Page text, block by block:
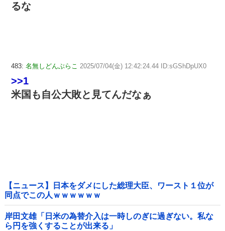
るな
483: 名無しどんぶらこ 2025/07/04(金) 12:42:24.44 ID:sGShDpUX0
>>1
米国も自公大敗と見てんだなぁ
【ニュース】日本をダメにした総理大臣、ワースト１位が
同点でこの人ｗｗｗｗｗｗ
岸田文雄「日米の為替介入は一時しのぎに過ぎない。私な
ら円を強くすることが出来る」